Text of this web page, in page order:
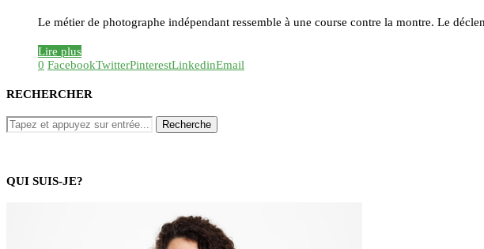
Le métier de photographe indépendant ressemble à une course contre la montre. Le
Lire plus
0 FacebookTwitterPinterestLinkedinEmail
RECHERCHER
QUI SUIS-JE?